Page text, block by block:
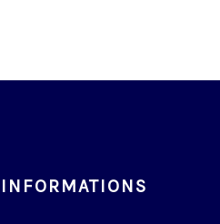
INFORMATIONS